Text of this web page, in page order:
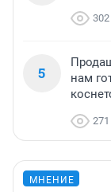
302
5
нам
271
МНЕНИЕ